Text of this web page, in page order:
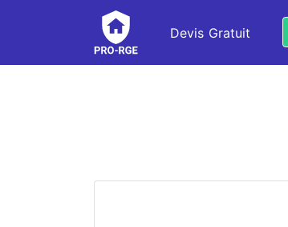
Devis Gratuit